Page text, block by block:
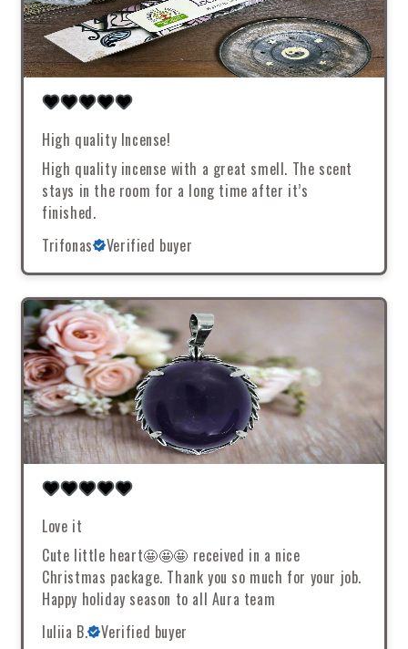
High quality Incense!
High quality incense with a great smell. The scent
stays in the room for a long time after it’s
finished.
Trifonas
Verified buyer
Love it
Cute little heart🤩🤩🤩 received in a nice
Christmas package. Thank you so much for your job.
Happy holiday season to all Aura team
Iuliia B.
Verified buyer